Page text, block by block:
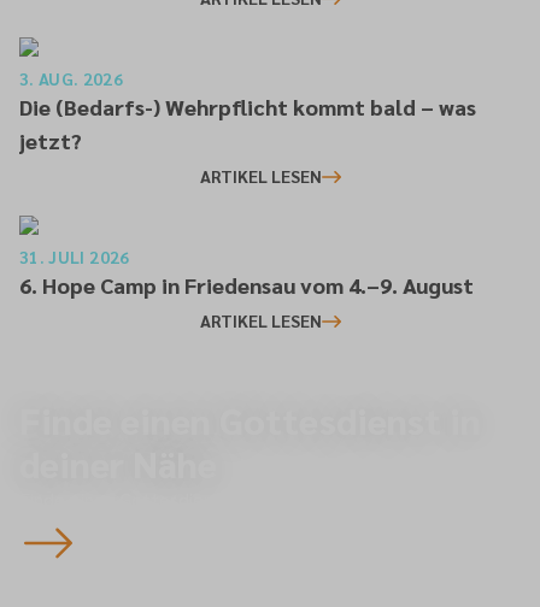
3. AUG. 2026
Die (Bedarfs-) Wehrpflicht kommt bald – was
jetzt?
ARTIKEL LESEN
31. JULI 2026
6. Hope Camp in Friedensau vom 4.–9. August
ARTIKEL LESEN